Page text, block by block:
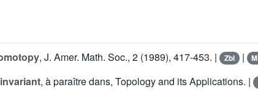
, J. Amer. Math. Soc., 2 (1989), 417-453. | Zbl |
, à paraître dans, Topology and its Applications. |